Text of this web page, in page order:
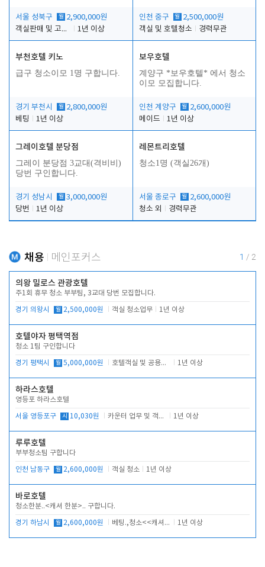
서울 성북구 월 2,900,000원
객실판매 및 고객응대
1년 이상
인천 중구 월 2,500,000원
객실 및 호텔청소
경력무관
부천호텔 키노
급구 청소이모 1명 구합니다.
경기 부천시 월 2,800,000원
베팅
1년 이상
보우호텔
계양구 *보우호텔* 에서 청소
이모 모집합니다.
인천 계양구 월 2,600,000원
메이드
1년 이상
그레이호텔 분당점
그레이 분당점 3교대(격비비)
당번 구인합니다.
경기 성남시 월 3,000,000원
당번
1년 이상
레몬트리호텔
청소1명 (객실26개)
서울 종로구 월 2,600,000원
청소 외
경력무관
채용 메인포커스 1 / 2
의왕 밀로스 관광호텔
주1회 휴무 청소 부부팀, 3교대 당번 모집합니다.
경기 의왕시 월 2,500,000원 객실 청소업무 1년 이상
호텔야자 평택역점
청소 1팀 구인합니다
경기 평택시 월 5,000,000원 호텔객실 및 공용시설 청소 관리 1년 이상
하라스호텔
영등포 하라스호텔
서울 영등포구 시 10,030원 카운터 업무 및 객실관리(청소상태 확인, 객실판매) 1년 이상
루루호텔
부부청소팀 구합니다
인천 남동구 월 2,600,000원 객실 청소 1년 이상
바로호텔
청소한분..<캐셔 한분>.. 구합니다.
경기 하남시 월 2,600,000원 베팅.,청소<<캐셔 모셔봅니다. 1년 이상